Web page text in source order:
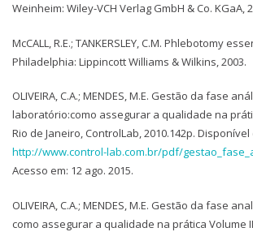
Weinheim: Wiley-VCH Verlag GmbH & Co. KGaA,
McCALL, R.E.; TANKERSLEY, C.M. Phlebotomy
Philadelphia: Lippincott Williams & Wilkins, 2003.
OLIVEIRA, C.A.; MENDES, M.E. Gestão da fase
laboratório:como assegurar a qualidade na
Rio de Janeiro, ControlLab, 2010.142p. Disponível
http://www.control-lab.com.br/pdf/
Acesso em: 12 ago. 2015.
OLIVEIRA, C.A.; MENDES, M.E. Gestão da fase
como assegurar a qualidade na prática Volume